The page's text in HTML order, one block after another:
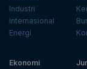
Industri
Internasional
Energi
Ekonomi